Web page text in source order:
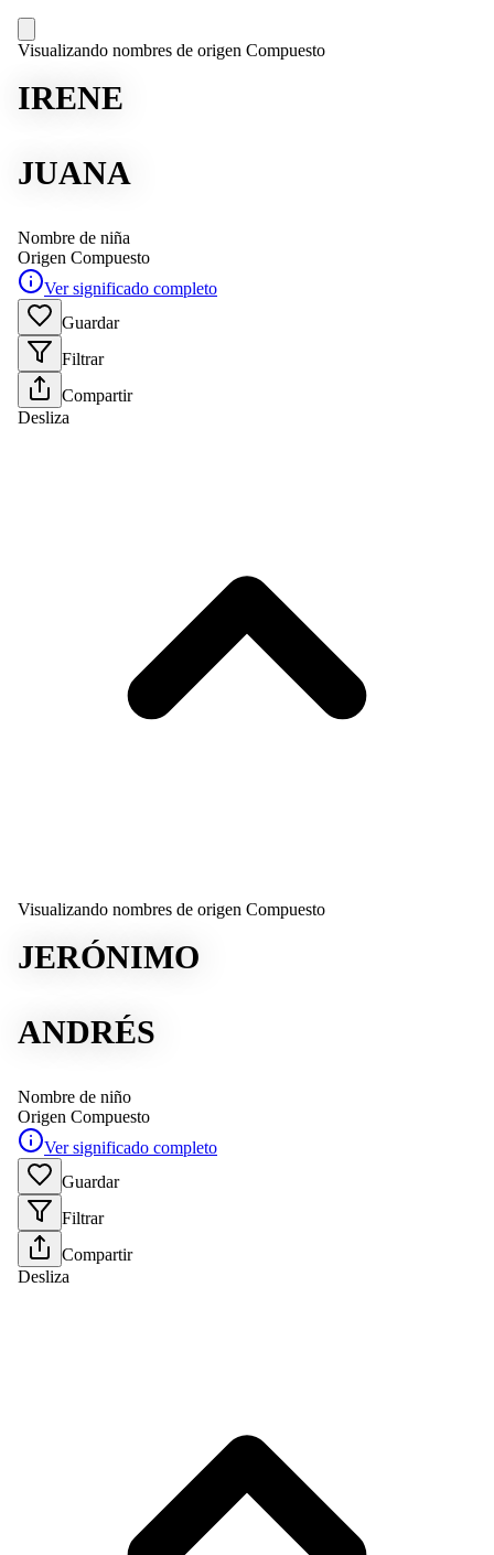
Visualizando nombres de origen Compuesto
IRENE
JUANA
Nombre de niña
Origen Compuesto
Ver significado completo
Guardar
Filtrar
Compartir
Desliza
Visualizando nombres de origen Compuesto
JERÓNIMO
ANDRÉS
Nombre de niño
Origen Compuesto
Ver significado completo
Guardar
Filtrar
Compartir
Desliza